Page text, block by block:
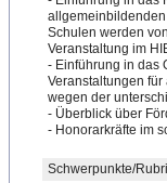
Schulen werden
Veranstaltung im
- Einführung in das
Veranstaltungen
wegen der
- Überblick über
- Honorarkräfte im
Schwerpunkte/